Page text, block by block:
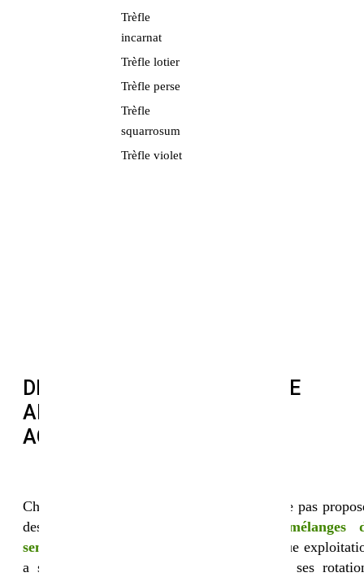
Trèfle
incarnat
Trèfle lotier
Trèfle perse
Trèfle
squarrosum
Trèfle violet
DES MÉLANGES SUR-MESURE
ADAPTÉS AUX BESOINS DES
AGRICULTEURS BIO
Chez Sembio, nous avons fait le choix de ne pas
des solutions standardisées, mais des
mélanges
semences biologiques personnalisés
. Chaque
a ses propres contraintes pédoclimatiques, ses